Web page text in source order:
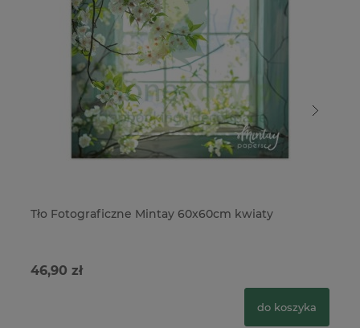
Tło Fotograficzne Mintay 60x60cm kwiaty
46,90 zł
do koszyka